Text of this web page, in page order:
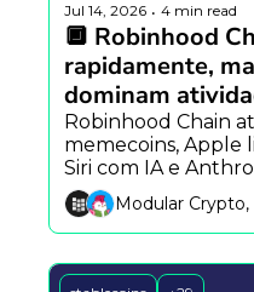
Jul 14, 2026 • 4 min read
🔲 Robinhood
rapidamente,
dominam
Robinhood Chain
memecoins, Apple
Siri com IA e
personalidade do
modelos e idiomas.
Modular Crypto,